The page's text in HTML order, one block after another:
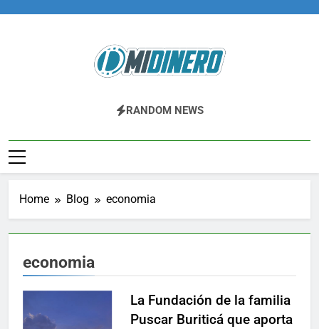
Midinero.co
Fintech, Criptomonedas
RANDOM NEWS
Home Blog economia
economia
La Fundación de la familia
Puscar Buriticá que aporta